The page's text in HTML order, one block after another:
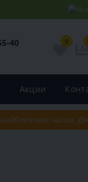
40 0
Акции
часом.